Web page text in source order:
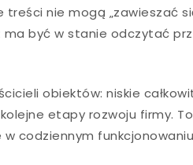
nie mogą „zawieszać
być w stanie odczytać
obiektów: niskie
etapy rozwoju firmy.
codziennym